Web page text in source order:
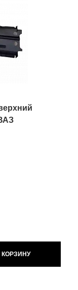
КОРЗИНУ